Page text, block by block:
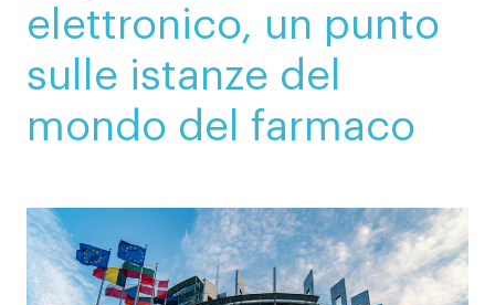
Entra
Community
Media
Contatti
servizi
Le
nostre
iniziative
elettronico, un punto
sulle istanze del
mondo del farmaco